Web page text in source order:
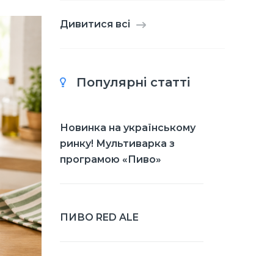
Дивитися всі
Популярні статті
Новинка на українському
ринку! Мультиварка з
програмою «Пиво»
ПИВО RED ALE